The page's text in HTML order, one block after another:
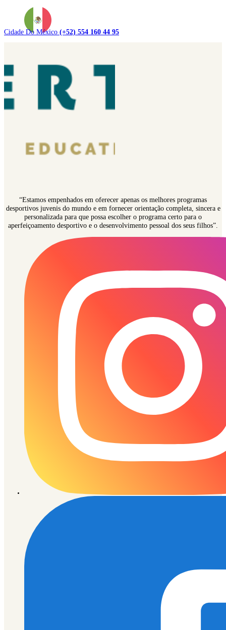
Cidade Do México (+52) 554 160 44 95
“Estamos empenhados em oferecer apenas os melhores programas
desportivos juvenis do mundo e em fornecer orientação completa, sincera e
personalizada para que possa escolher o programa certo para o
aperfeiçoamento desportivo e o desenvolvimento pessoal dos seus filhos”.